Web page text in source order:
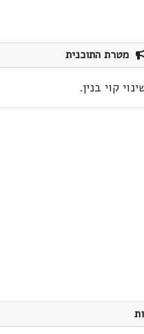
מטרת התוכנית
קוי בנין.